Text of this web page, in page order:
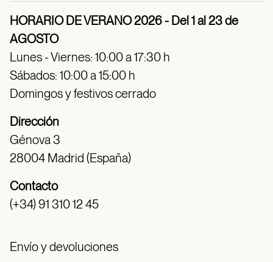
HORARIO DE VERANO 2026 - Del 1 al 23 de
AGOSTO
Lunes - Viernes: 10:00 a 17:30 h
Sábados: 10:00 a 15:00 h
Domingos y festivos cerrado
Dirección
Génova 3
28004 Madrid (España)
Contacto
(+34) 91 310 12 45
Envío y devoluciones